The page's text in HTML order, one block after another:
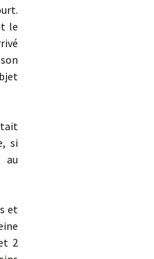
le
si
au
et
2